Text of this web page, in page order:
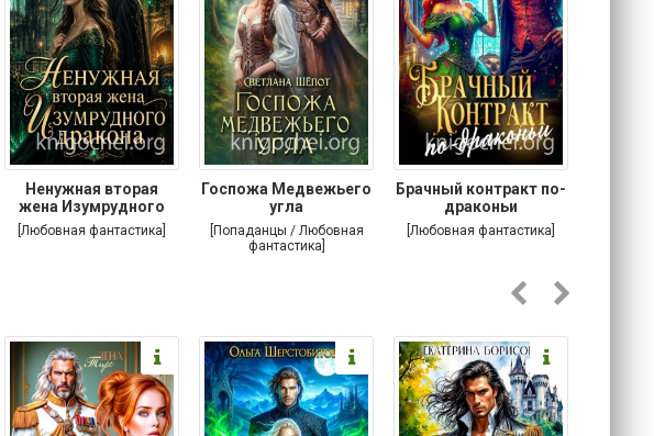
Ненужная вторая
жена Изумрудного
дракона
[Любовная фантастика]
Госпожа Медвежьего
угла
[Попаданцы / Любовная
фантастика]
Брачный контракт по-
драконьи
[Любовная фантастика]